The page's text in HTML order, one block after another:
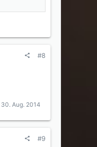
#8
30. Aug. 2014
#9